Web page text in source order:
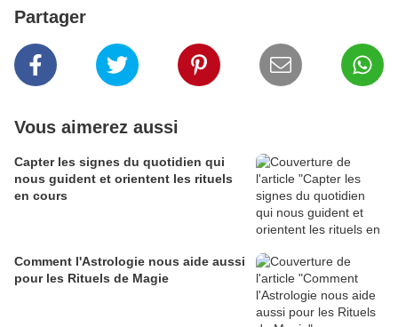
Partager
Vous aimerez aussi
Capter les signes du quotidien qui
nous guident et orientent les rituels
en cours
Comment l'Astrologie nous aide aussi
pour les Rituels de Magie